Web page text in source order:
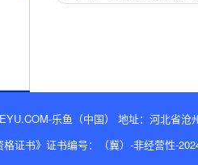
乐鱼（中国） 地址：河北省
格证书》证书编号：（冀）-非经营性-